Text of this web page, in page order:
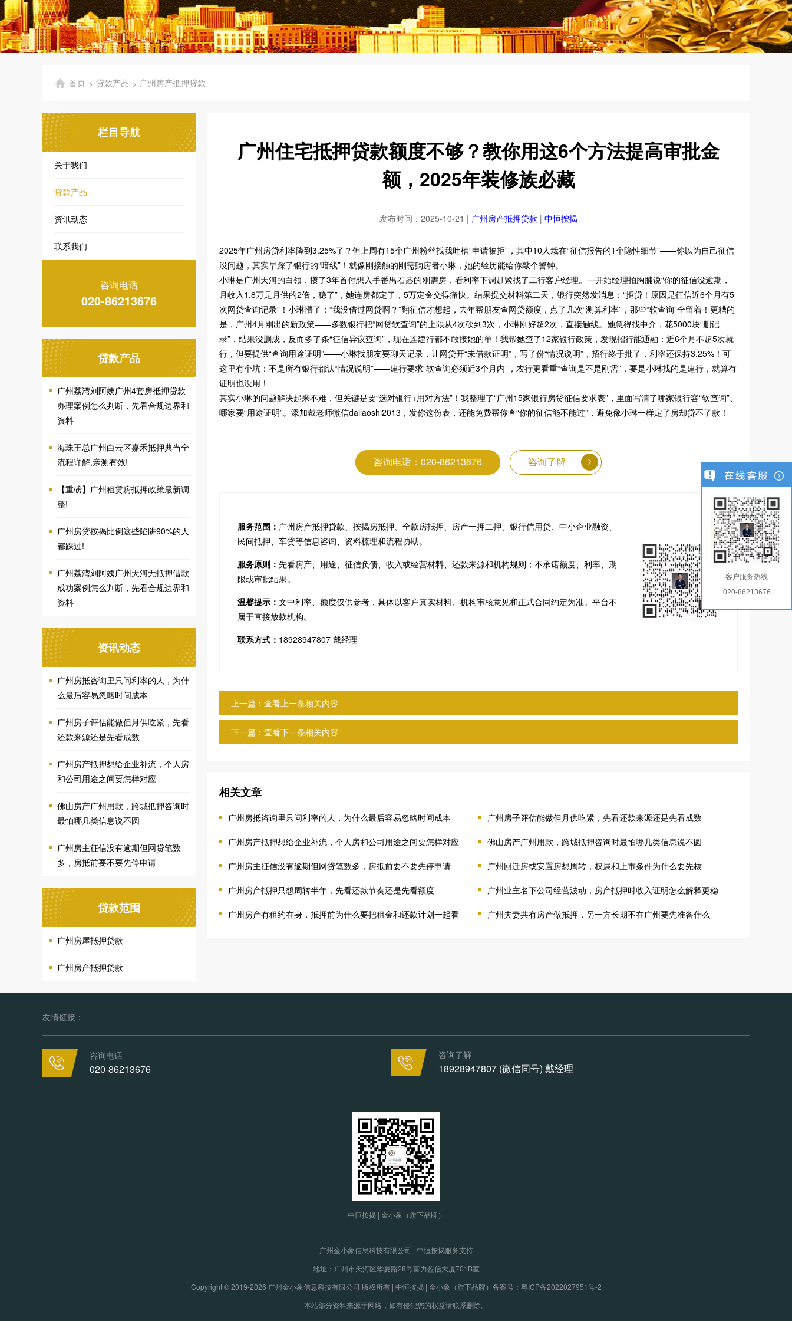
首页 > 贷款产品 > 广州房产抵押贷款
栏目导航
关于我们
贷款产品
资讯动态
联系我们
咨询电话
020-86213676
贷款产品
广州荔湾刘阿姨广州4套房抵押贷款
办理案例怎么判断，先看合规边界和
资料
海珠王总广州白云区嘉禾抵押典当全
流程详解,亲测有效!
【重磅】广州租赁房抵押政策最新调
整!
广州房贷按揭比例这些陷阱90%的人
都踩过!
广州荔湾刘阿姨广州天河无抵押借款
成功案例怎么判断，先看合规边界和
资料
资讯动态
广州房抵咨询里只问利率的人，为什
么最后容易忽略时间成本
广州房子评估能做但月供吃紧，先看
还款来源还是先看成数
广州房产抵押想给企业补流，个人房
和公司用途之间要怎样对应
佛山房产广州用款，跨城抵押咨询时
最怕哪几类信息说不圆
广州房主征信没有逾期但网贷笔数
多，房抵前要不要先停申请
贷款范围
广州房屋抵押贷款
广州房产抵押贷款
广州住宅抵押贷款额度不够？教你用这6个方法提高审批金
额，2025年装修族必藏
发布时间：2025-10-21 | 广州房产抵押贷款 | 中恒按揭
2025年广州房贷利率降到3.25%了？但上周有15个广州粉丝找我吐槽“申请被拒”，其中10人栽在“征信报告的1个隐性细节”——你以为自己征信
没问题，其实早踩了银行的“暗线”！就像刚接触的刚需购房者小琳，她的经历能给你敲个警钟。
小琳是广州天河的白领，攒了3年首付想入手番禺石碁的刚需房，看利率下调赶紧找了工行客户经理。一开始经理拍胸脯说“你的征信没逾期，
月收入1.8万是月供的2倍，稳了”，她连房都定了，5万定金交得痛快。结果提交材料第二天，银行突然发消息：“拒贷！原因是征信近6个月有5
次网贷查询记录”！小琳懵了：“我没借过网贷啊？”翻征信才想起，去年帮朋友查网贷额度，点了几次“测算利率”，那些“软查询”全留着！更糟的
是，广州4月刚出的新政策——多数银行把“网贷软查询”的上限从4次砍到3次，小琳刚好超2次，直接触线。她急得找中介，花5000块“删记
录”，结果没删成，反而多了条“征信异议查询”，现在连建行都不敢接她的单！我帮她查了12家银行政策，发现招行能通融：近6个月不超5次就
行，但要提供“查询用途证明”——小琳找朋友要聊天记录，让网贷开“未借款证明”，写了份“情况说明”，招行终于批了，利率还保持3.25%！可
这里有个坑：不是所有银行都认“情况说明”——建行要求“软查询必须近3个月内”，农行更看重“查询是不是刚需”，要是小琳找的是建行，就算有
证明也没用！
其实小琳的问题解决起来不难，但关键是要“选对银行+用对方法”！我整理了“广州15家银行房贷征信要求表”，里面写清了哪家银行容“软查询”、
哪家要“用途证明”。添加戴老师微信dailaoshi2013，发你这份表，还能免费帮你查“你的征信能不能过”，避免像小琳一样定了房却贷不了款！
咨询电话：020-86213676 咨询了解
服务范围： 广州房产抵押贷款、按揭房抵押、全款房抵押、房产一押二押、银行信用贷、中小企业融资、
民间抵押、车贷等信息咨询、资料梳理和流程协助。
服务原则： 先看房产、用途、征信负债、收入或经营材料、还款来源和机构规则；不承诺额度、利率、期
限或审批结果。
温馨提示： 文中利率、额度仅供参考，具体以客户真实材料、机构审核意见和正式合同约定为准。平台不
属于直接放款机构。
联系方式： 18928947807 戴经理
上一篇：查看上一条相关内容
下一篇：查看下一条相关内容
相关文章
广州房抵咨询里只问利率的人，为什么最后容易忽略时间成本 广州房子评估能做但月供吃紧，先看还款来源还是先看成数
广州房产抵押想给企业补流，个人房和公司用途之间要怎样对应 佛山房产广州用款，跨城抵押咨询时最怕哪几类信息说不圆
广州房主征信没有逾期但网贷笔数多，房抵前要不要先停申请 广州回迁房或安置房想周转，权属和上市条件为什么要先核
广州房产抵押只想周转半年，先看还款节奏还是先看额度 广州业主名下公司经营波动，房产抵押时收入证明怎么解释更稳
广州房产有租约在身，抵押前为什么要把租金和还款计划一起看 广州夫妻共有房产做抵押，另一方长期不在广州要先准备什么
友情链接：
咨询电话
020-86213676
咨询了解
18928947807 (微信同号) 戴经理
中恒按揭 | 金小象（旗下品牌）
广州金小象信息科技有限公司 | 中恒按揭服务支持
地址：广州市天河区华夏路28号富力盈信大厦701B室
Copyright © 2019-2026 广州金小象信息科技有限公司 版权所有 | 中恒按揭 | 金小象（旗下品牌） 备案号：粤ICP备2022027951号-2
本站部分资料来源于网络，如有侵犯您的权益请联系删除。
客户服务热线
020-86213676